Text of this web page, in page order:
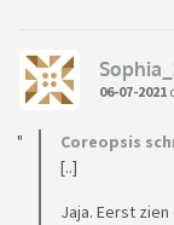
06-07-2021
Coreopsis
[..]
Jaja. Eerst